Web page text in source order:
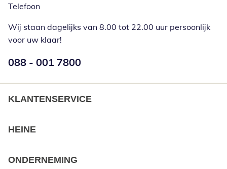
Telefoon
Wij staan dagelijks van 8.00 tot 22.00 uur persoonlijk
voor uw klaar!
Telefoonnummer:
088 - 001 7800
KLANTENSERVICE
HEINE
ONDERNEMING